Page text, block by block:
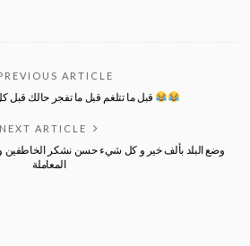
ARTICLE
NEXT ARTICLE
وضع البلد بألف خير و كل شيء حسن نشكر الخاطفين
المعاملة